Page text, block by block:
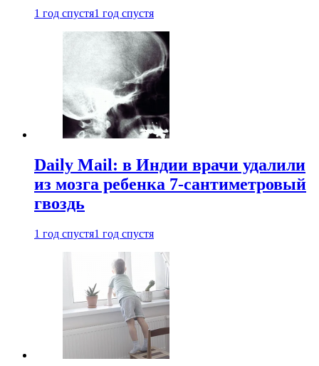
1 год спустя1 год спустя
Daily Mail: в Индии врачи удалили
из мозга ребенка 7-сантиметровый
гвоздь
1 год спустя1 год спустя